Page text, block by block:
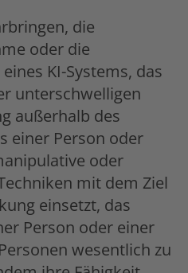
die
oder die
KI-Systems, das
unterschwelligen
außerhalb des
einer Person oder
oder
mit dem Ziel
einsetzt, das
Person oder einer
wesentlich zu